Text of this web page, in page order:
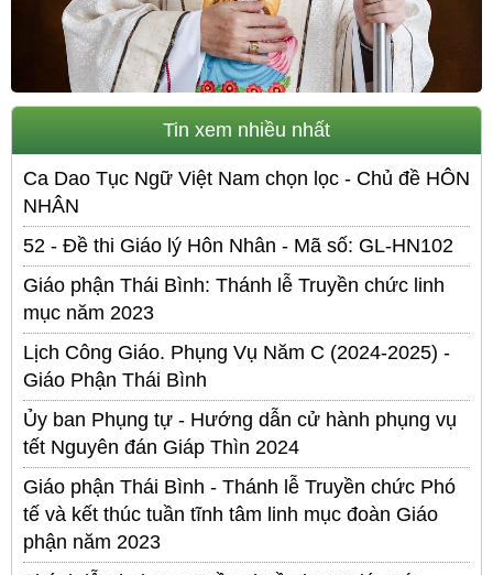
Tin xem nhiều nhất
Ca Dao Tục Ngữ Việt Nam chọn lọc - Chủ đề HÔN
NHÂN
52 - Đề thi Giáo lý Hôn Nhân - Mã số: GL-HN102
Giáo phận Thái Bình: Thánh lễ Truyền chức linh
mục năm 2023
Lịch Công Giáo. Phụng Vụ Năm C (2024-2025) -
Giáo Phận Thái Bình
Ủy ban Phụng tự - Hướng dẫn cử hành phụng vụ
tết Nguyên đán Giáp Thìn 2024
Giáo phận Thái Bình - Thánh lễ Truyền chức Phó
tế và kết thúc tuần tĩnh tâm linh mục đoàn Giáo
phận năm 2023